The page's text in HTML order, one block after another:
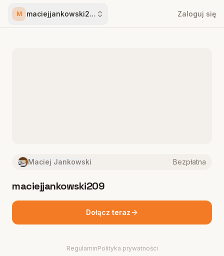
M maciejjankowski209 Zaloguj się
Maciej Jankowski Bezpłatna
maciejjankowski209
Dołącz teraz
RegulaminPolityka prywatności